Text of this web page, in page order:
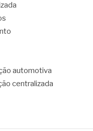
automotiva
centralizada